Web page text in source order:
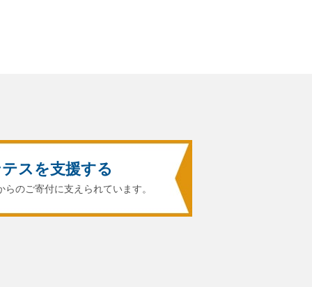
スを支援する
のご寄付に支えられています。